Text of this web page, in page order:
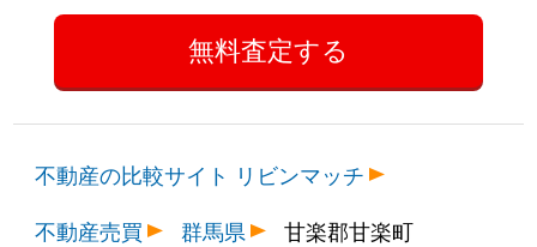
不動産の比較サイト リビンマッチ
不動産売買
群馬県 甘楽郡甘楽町